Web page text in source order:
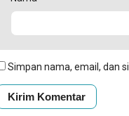
Simpan nama, email, dan